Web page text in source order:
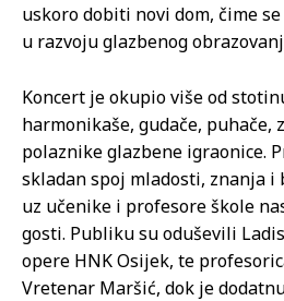
uskoro dobiti novi dom, čime
u razvoju glazbenog
Koncert je okupio više od
harmonikaše, gudače, puhače,
polaznike glazbene igraonice.
skladan spoj mladosti, znanja i
uz učenike i profesore škole
gosti. Publiku su oduševili
opere HNK Osijek, te
Vretenar Maršić, dok je